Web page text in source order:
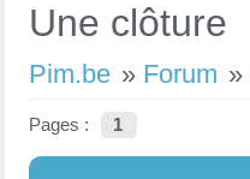
Une clôture
Pim.be » Forum »
Pages : 1